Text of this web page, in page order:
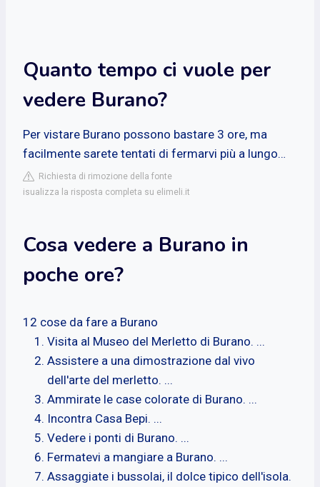
Quanto tempo ci vuole per
vedere Burano?
Per vistare Burano possono bastare 3 ore, ma
facilmente sarete tentati di fermarvi più a lungo…
Richiesta di rimozione della fonte
isualizza la risposta completa su elimeli.it
Cosa vedere a Burano in
poche ore?
12 cose da fare a Burano
Visita al Museo del Merletto di Burano. ...
Assistere a una dimostrazione dal vivo
dell'arte del merletto. ...
Ammirate le case colorate di Burano. ...
Incontra Casa Bepi. ...
Vedere i ponti di Burano. ...
Fermatevi a mangiare a Burano. ...
Assaggiate i bussolai, il dolce tipico dell'isola.